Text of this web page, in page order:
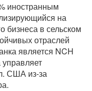
иностранным
на
бизнеса в сельском
отраслей
является NCH
США из-за